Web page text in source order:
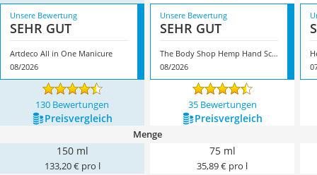
Unsere Bewertung
SEHR GUT
Artdeco All in One Manicure
08/2026
Unsere Bewertung
SEHR GUT
The Body Shop Hemp Hand Scrub
08/2026
130 Bewertungen 35 Bewertungen
Preis­vergleich Preis­vergleich
Menge
150 ml
133,20 € pro l
75 ml
35,89 € pro l